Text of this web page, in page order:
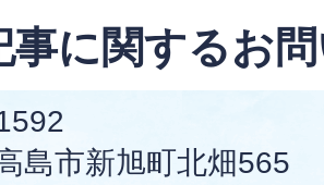
事に関するお
島市新旭町北畑565